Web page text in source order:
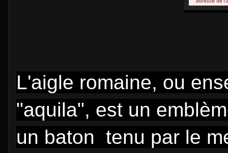
L'aigle romaine, ou
"aquila", est un
un baton tenu par le